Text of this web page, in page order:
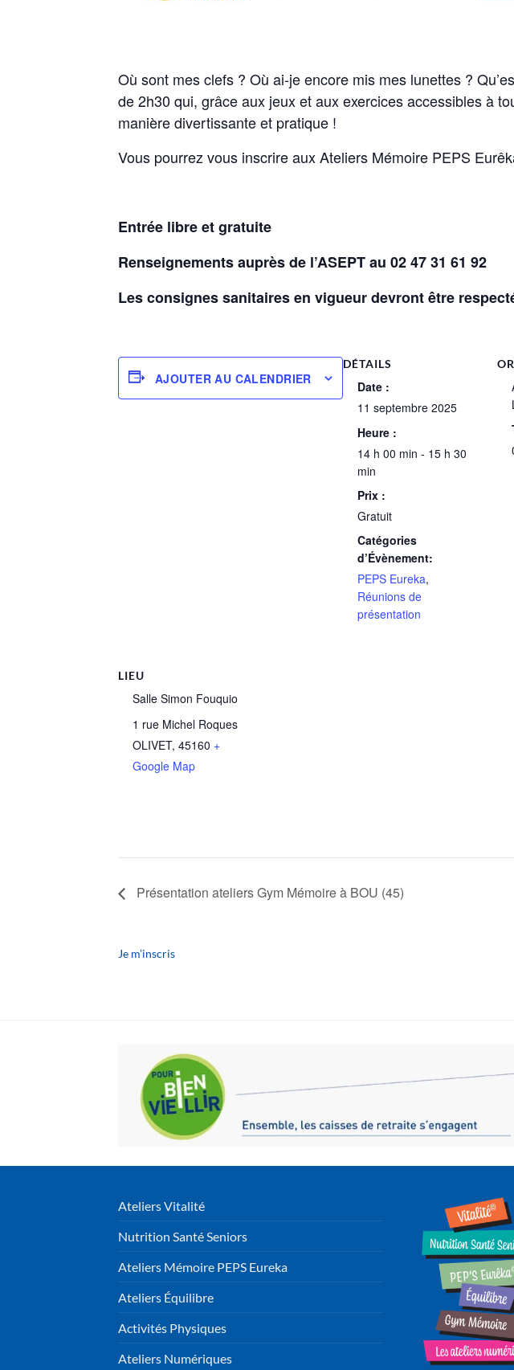
Où sont mes clefs ? Où ai-je encore mis mes lunettes ?
de 2h30 qui, grâce aux jeux et aux exercices accessibles à
manière divertissante et pratique !
Vous pourrez vous inscrire aux Ateliers Mémoire PEPS
Entrée libre et gratuite
Renseignements auprès de l’ASEPT au 02 47 31 61 92
Les consignes sanitaires en vigueur devront être
AJOUTER AU CALENDRIER
DÉTAILS
Date :
11 septembre 2025
Heure :
14 h 00 min - 15 h 30
min
Prix :
Gratuit
Catégories
d’Évènement:
PEPS Eureka,
Réunions de
présentation
LIEU
Salle Simon Fouquio
1 rue Michel Roques
OLIVET, 45160 +
Google Map
Présentation ateliers Gym Mémoire à BOU (45)
Je m’inscris
Ateliers Vitalité
Nutrition Santé Seniors
Ateliers Mémoire PEPS Eureka
Ateliers Équilibre
Activités Physiques
Ateliers Numériques